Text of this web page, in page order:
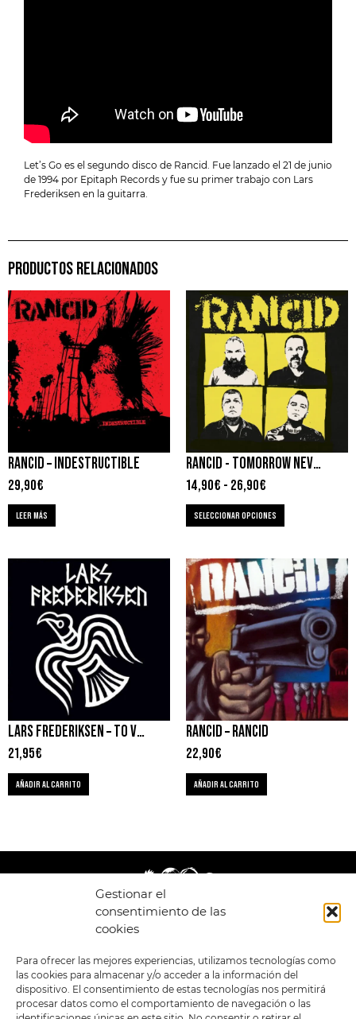
Gestionar el
consentimiento de las
cookies
Para ofrecer las mejores experiencias, utilizamos tecnologías como
las cookies para almacenar y/o acceder a la información del
dispositivo. El consentimiento de estas tecnologías nos permitirá
procesar datos como el comportamiento de navegación o las
Let’s Go es el segundo disco de Rancid. Fue lanzado el 21 de junio
de 1994 por Epitaph Records y fue su primer trabajo con Lars
Frederiksen en la guitarra.
PRODUCTOS RELACIONADOS
RANCID – INDESTRUCTIBLE
29,90€
LEER MÁS
RANCID ‎- TOMORROW NEVER COMES
14,90€ - 26,90€
SELECCIONAR OPCIONES
LARS FREDERIKSEN – TO VICTORY
21,95€
AÑADIR AL CARRITO
RANCID – RANCID
22,90€
AÑADIR AL CARRITO
LEGAL
POLÍTICA DE
PRIVACIDAD
TÉRMINOS Y
ENLACES
TIENDA
ESTILOS
FORMATOS
PREVENTAS
OFERTAS